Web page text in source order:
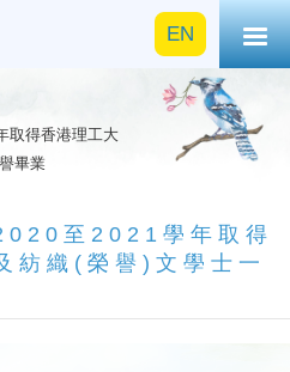
EN
取得香港理工大
畢業
至2021學年取得
紡織(榮譽)文學士一